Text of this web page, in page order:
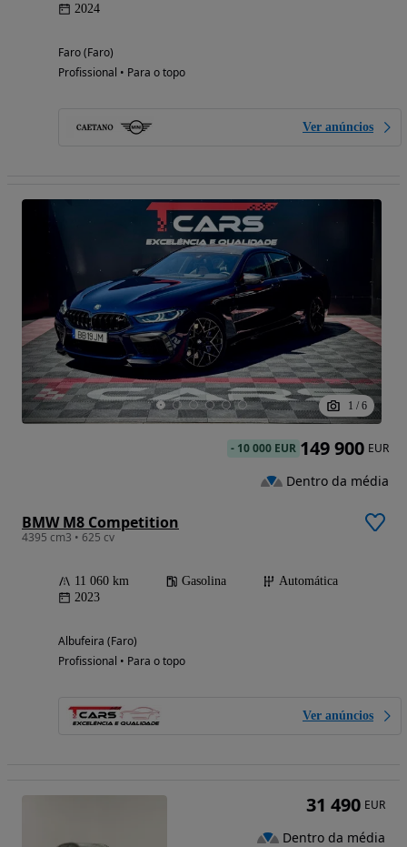
2024
Faro (Faro)
Profissional • Para o topo
Ver anúncios
1 / 6
BMW M8 Competition
4395 cm3 • 625 cv
11 060 km Gasolina
Automática
2023
Albufeira (Faro)
Profissional • Para o topo
Ver anúncios
- 10 000 EUR 149 900 EUR
Dentro da média
31 490 EUR
Dentro da média